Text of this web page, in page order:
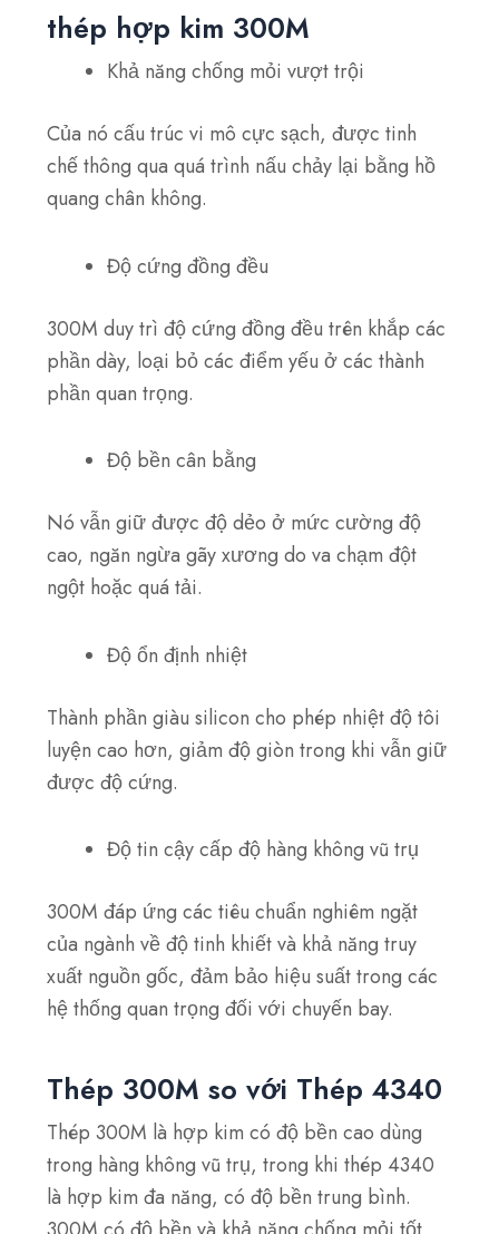
thép hợp kim 300M
Khả năng chống mỏi vượt trội
Của nó cấu trúc vi mô cực sạch, được tinh
chế thông qua quá trình nấu chảy lại bằng hồ
quang chân không.
Độ cứng đồng đều
300M duy trì độ cứng đồng đều trên khắp các
phần dày, loại bỏ các điểm yếu ở các thành
phần quan trọng.
Độ bền cân bằng
Nó vẫn giữ được độ dẻo ở mức cường độ
cao, ngăn ngừa gãy xương do va chạm đột
ngột hoặc quá tải.
Độ ổn định nhiệt
Thành phần giàu silicon cho phép nhiệt độ tôi
luyện cao hơn, giảm độ giòn trong khi vẫn giữ
được độ cứng.
Độ tin cậy cấp độ hàng không vũ trụ
300M đáp ứng các tiêu chuẩn nghiêm ngặt
của ngành về độ tinh khiết và khả năng truy
xuất nguồn gốc, đảm bảo hiệu suất trong các
hệ thống quan trọng đối với chuyến bay.
Thép 300M so với Thép 4340
Thép 300M là hợp kim có độ bền cao dùng
trong hàng không vũ trụ, trong khi thép 4340
là hợp kim đa năng, có độ bền trung bình.